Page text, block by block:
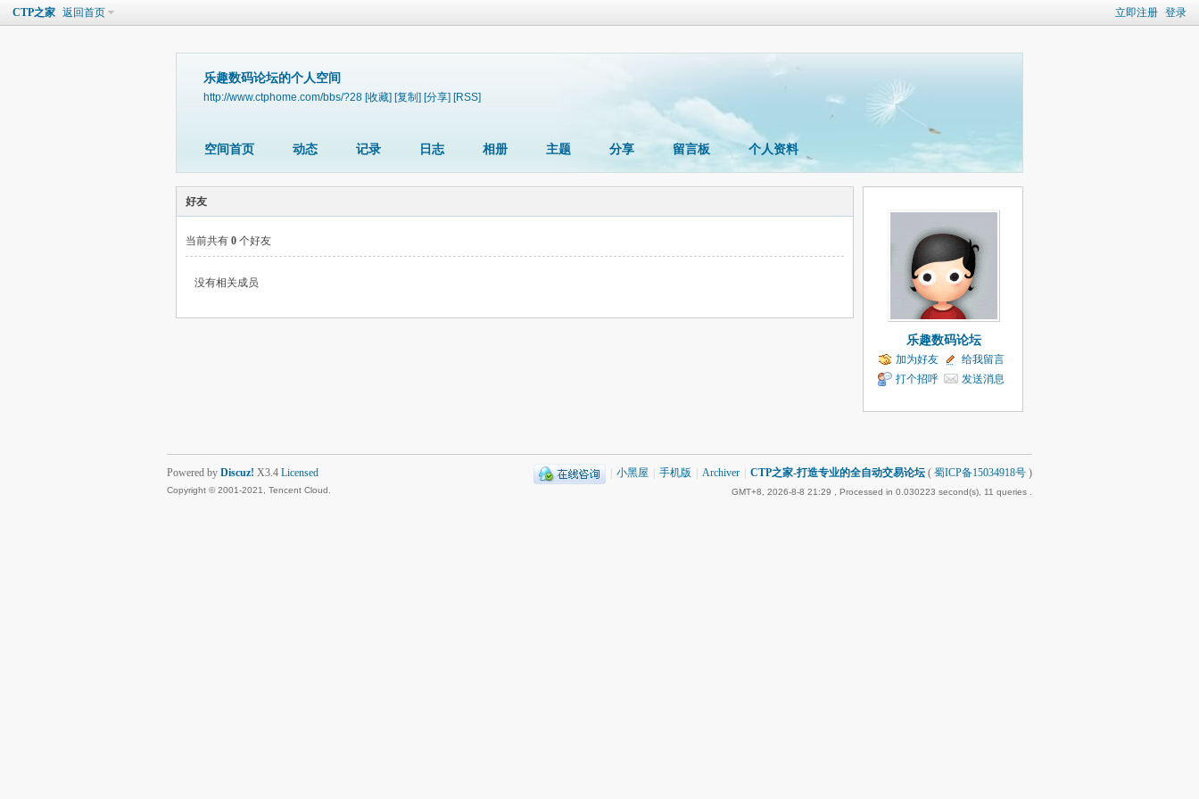
立即注册 登录
CTP之家 返回首页
乐趣数码论坛的个人空间
http://www.ctphome.com/bbs/?28 [收藏] [复制] [分享] [RSS]
空间首页 动态 记录 日志 相册 主题 分享 留言板 个人资料
好友
当前共有 0 个好友
没有相关成员
乐趣数码论坛
加为好友
给我留言
打个招呼
发送消息
小黑屋 手机版 Archiver CTP之家-打造专业的全自动交易论坛 ( 蜀ICP备15034918号 )
GMT+8, 2026-8-8 21:29 , Processed in 0.030223 second(s), 11 queries .
Powered by Discuz! X3.4 Licensed
Copyright © 2001-2021, Tencent Cloud.